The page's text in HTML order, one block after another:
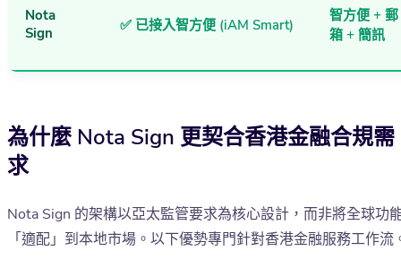
Nota
Sign
✅ 已接入智方便 (iAM Smart)
智方便 + 郵
箱 + 簡訊
為什麼 Nota Sign 更契合香港金融合規需
求
Nota Sign 的架構以亞太監管要求為核心設計，而非將全球功
「適配」到本地市場。以下優勢專門針對香港金融服務工作流